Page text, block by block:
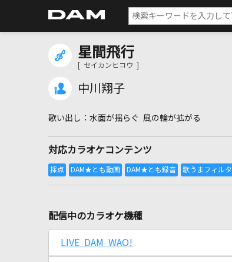
星間飛行
[ セイカンヒコウ ]
中川翔子
水面が揺らぐ 風の輪が拡がる
対応カラオケコンテンツ
配信中のカラオケ機種
LIVE DAM WAO!